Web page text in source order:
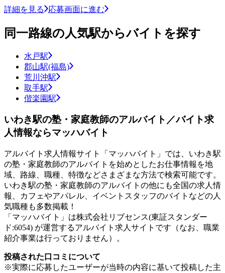
詳細を見る 応募画面に進む
同一路線の人気駅からバイトを探す
水戸駅
郡山駅(福島)
荒川沖駅
取手駅
偕楽園駅
いわき駅の塾・家庭教師のアルバイト／バイト求
人情報ならマッハバイト
アルバイト求人情報サイト「マッハバイト」では、いわき駅
の塾・家庭教師のアルバイトを始めとしたお仕事情報を地
域、路線、職種、特徴などさまざまな方法で検索可能です。
いわき駅の塾・家庭教師のアルバイトの他にも全国の求人情
報、カフェやアパレル、イベントスタッフのバイトなどの人
気職種も多数掲載！
「マッハバイト」は株式会社リブセンス(東証スタンダー
ド:6054) が運営するアルバイト求人サイトです（なお、職業
紹介事業は行っておりません）。
投稿された口コミについて
※実際に応募したユーザーが当時の内容に基いて投稿した主